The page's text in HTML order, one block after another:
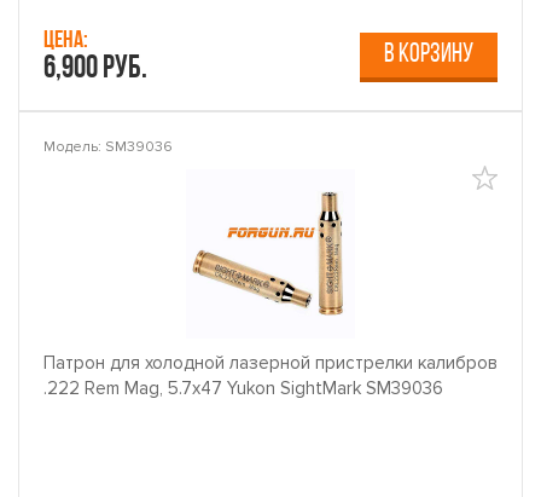
Цена:
6,900 руб. В КОРЗИНУ
Модель: SM39036
Патрон для холодной лазерной пристрелки калибров
.222 Rem Mag, 5.7x47 Yukon SightMark SM39036